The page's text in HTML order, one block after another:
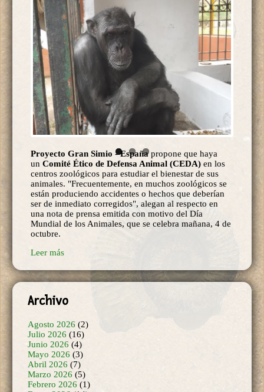
Proyecto Gran Simio-España
propone que haya
unComité Ético de Defensa Animal (CEDA)en los
centros zoológicos para estudiar el bienestar de sus
animales. "Frecuentemente, en muchos zoológicos se
están produciendo accidentes o hechos que deberían
ser de inmediato corregidos", alegan al respecto en
una nota de prensa emitida con motivo del Día
Mundial de los Animales, que se celebra mañana, 4 de
octubre.
Leer más
Archivo
Agosto 2026
Junio 2026(4)
Mayo 2026(3)
Abril 2026(7)
Marzo 2026(5)
Febrero 2026(1)
Enero 2026(14)
Diciembre 2025(19)